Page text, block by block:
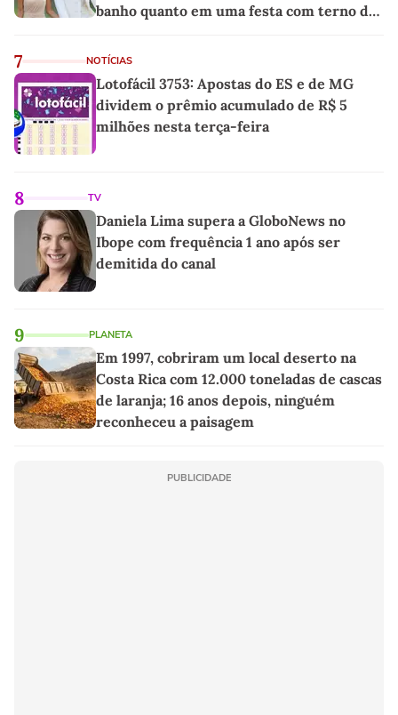
banho quanto em uma festa com terno de
7 NOTÍCIAS
Lotofácil 3753: Apostas do ES e de MG
dividem o prêmio acumulado de R$ 5
milhões nesta terça-feira
8 TV
Daniela Lima supera a GloboNews no
Ibope com frequência 1 ano após ser
demitida do canal
9 PLANETA
Em 1997, cobriram um local deserto na
Costa Rica com 12.000 toneladas de cascas
de laranja; 16 anos depois, ninguém
reconheceu a paisagem
PUBLICIDADE